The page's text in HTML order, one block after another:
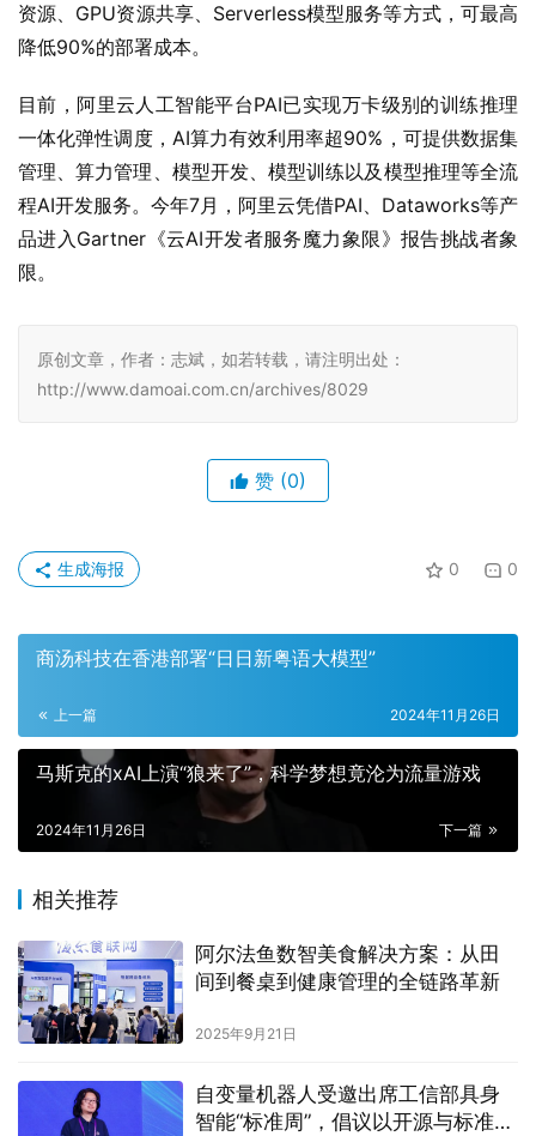
资源、GPU资源共享、Serverless模型服务等方式，可最高
降低90%的部署成本。
目前，阿里云人工智能平台PAI已实现万卡级别的训练推理
一体化弹性调度，AI算力有效利用率超90%，可提供数据集
管理、算力管理、模型开发、模型训练以及模型推理等全流
程AI开发服务。今年7月，阿里云凭借PAI、Dataworks等产
品进入Gartner《云AI开发者服务魔力象限》报告挑战者象
限。
原创文章，作者：志斌，如若转载，请注明出处：
http://www.damoai.com.cn/archives/8029
赞 (0)
0 0
生成海报
商汤科技在香港部署“日日新粤语大模型”
上一篇 2024年11月26日
马斯克的xAI上演“狼来了”，科学梦想竟沦为流量游戏
下一篇
2024年11月26日
相关推荐
阿尔法鱼数智美食解决方案：从田
间到餐桌到健康管理的全链路革新
2025年9月21日
自变量机器人受邀出席工信部具身
智能“标准周”，倡议以开源与标准共